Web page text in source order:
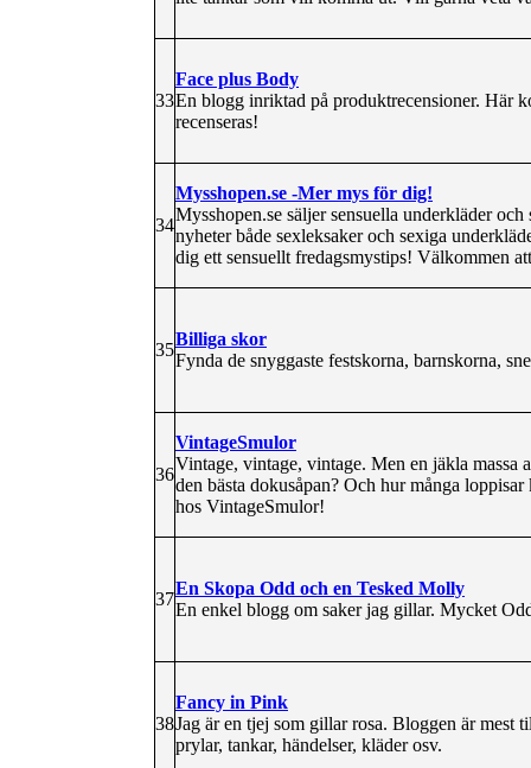
33
Face plus Body
En blogg inriktad på produktrecensioner. Här
recenseras!
34
Mysshopen.se -Mer mys för dig!
Mysshopen.se säljer sensuella underkläder
nyheter både sexleksaker och sexiga
dig ett sensuellt fredagsmystips! Välkommen
35
Billiga skor
Fynda de snyggaste festskorna, barnskorna,
36
VintageSmulor
Vintage, vintage, vintage. Men en jäkla
den bästa dokusåpan? Och hur många
hos VintageSmulor!
37
En Skopa Odd och en Tesked Molly
En enkel blogg om saker jag gillar. Mycket
38
Fancy in Pink
Jag är en tjej som gillar rosa. Bloggen är mest
prylar, tankar, händelser, kläder osv.